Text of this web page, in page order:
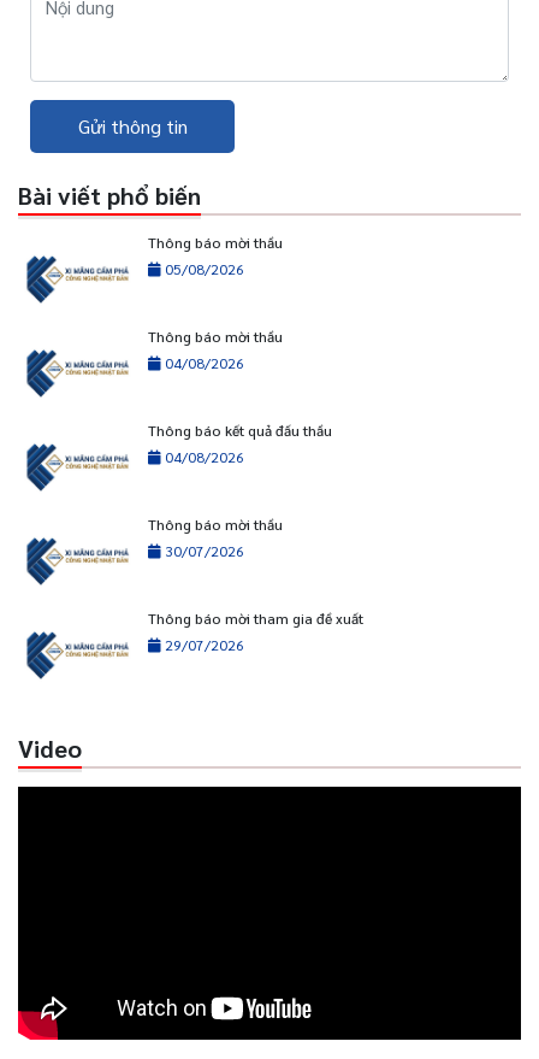
Gửi thông tin
Bài viết phổ biến
Thông báo mời thầu
05/08/2026
Thông báo mời thầu
04/08/2026
Thông báo kết quả đấu thầu
04/08/2026
Thông báo mời thầu
30/07/2026
Thông báo mời tham gia đề xuất
29/07/2026
Video